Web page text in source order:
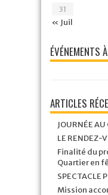
31
« Juil
ÉVÉNEMENTS
ARTICLES
JOURNÉE
LE RENDEZ-
Finalité du
Quartier en
SPECTACLE
Mission